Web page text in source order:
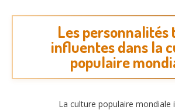
Les personnalités
influentes dans la
populaire
La culture populaire mondiale